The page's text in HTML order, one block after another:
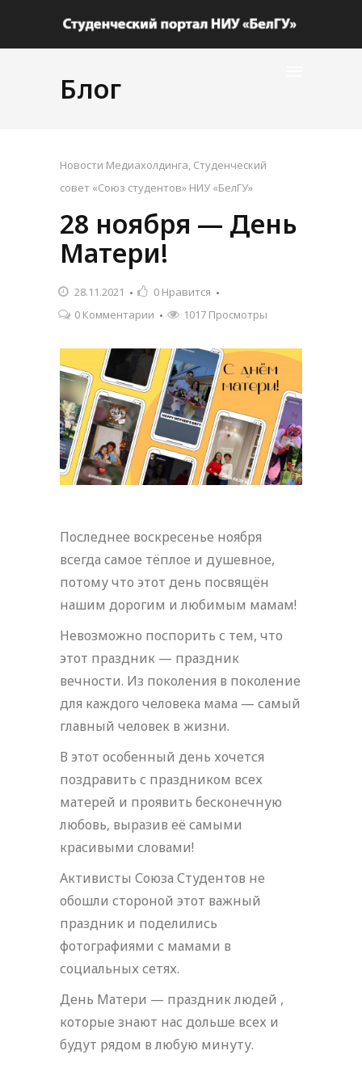
Блог
Новости Медиахолдинга, Студенческий
совет «Союз студентов» НИУ «БелГУ»
28 ноября — День
Матери!
28.11.2021 0 Нравится
0 Комментарии
1017 Просмотры
Последнее воскресенье ноября
всегда самое тёплое и душевное,
потому что этот день посвящён
нашим дорогим и любимым мамам!
Невозможно поспорить с тем, что
этот праздник — праздник
вечности. Из поколения в поколение
для каждого человека мама — самый
главный человек в жизни.
В этот особенный день хочется
поздравить с праздником всех
матерей и проявить бесконечную
любовь, выразив её самыми
красивыми словами!
Активисты Союза Студентов не
обошли стороной этот важный
праздник и поделились
фотографиями с мамами в
социальных сетях.
День Матери — праздник людей ,
которые знают нас дольше всех и
будут рядом в любую минуту.